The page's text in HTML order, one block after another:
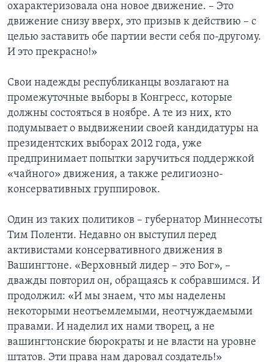
охарактеризовала она новое движение. – Это
движение снизу вверх, это призыв к действию – с
целью заставить обе партии вести себя по-другому.
И это прекрасно!»
Свои надежды республиканцы возлагают на
промежуточные выборы в Конгресс, которые
должны состояться в ноябре. А те из них, кто
подумывает о выдвижении своей кандидатуры на
президентских выборах 2012 года, уже
предпринимает попытки заручиться поддержкой
«чайного» движения, а также религиозно-
консервативных группировок.
Один из таких политиков – губернатор Миннесоты
Тим Поленти. Недавно он выступил перед
активистами консервативного движения в
Вашингтоне. «Верховный лидер – это Бог», –
дважды повторил он, обращаясь к собравшимся. И
продолжил: «И мы знаем, что мы наделены
некоторыми неотъемлемыми, неотчуждаемыми
правами. И наделил их нами творец, а не
вашингтонские бюрократы и не власти на уровне
штатов. Эти права нам даровал создатель!»